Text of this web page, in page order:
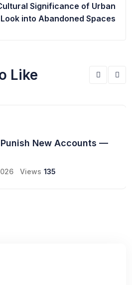
Significance of Urban
into Abandoned Spaces
Like
New Accounts —
Views 135